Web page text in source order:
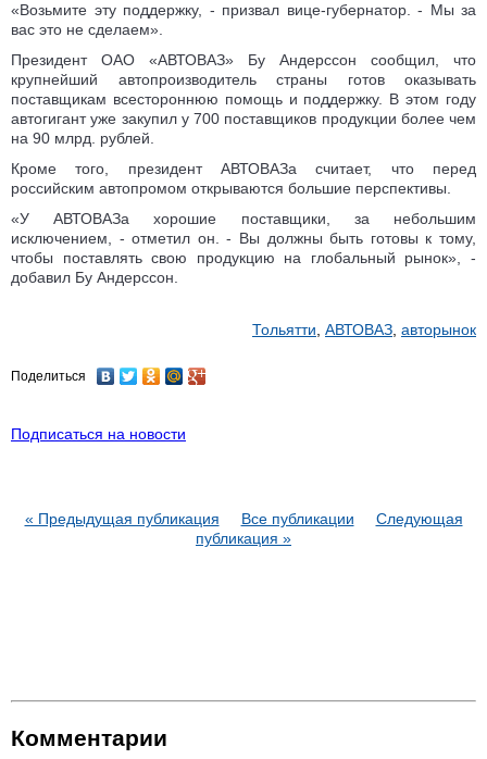
«Возьмите эту поддержку, - призвал вице-губернатор. - Мы за
вас это не сделаем».
Президент ОАО «АВТОВАЗ» Бу Андерссон сообщил, что
крупнейший автопроизводитель страны готов оказывать
поставщикам всестороннюю помощь и поддержку. В этом году
автогигант уже закупил у 700 поставщиков продукции более чем
на 90 млрд. рублей.
Кроме того, президент АВТОВАЗа считает, что перед
российским автопромом открываются большие перспективы.
«У АВТОВАЗа хорошие поставщики, за небольшим
исключением, - отметил он. - Вы должны быть готовы к тому,
чтобы поставлять свою продукцию на глобальный рынок», -
добавил Бу Андерссон.
Тольятти, АВТОВАЗ, авторынок
Поделиться
Подписаться на новости
« Предыдущая публикация Все публикации
Следующая
публикация »
Комментарии